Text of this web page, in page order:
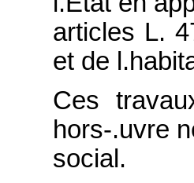
articles L.
et de
Ces
hors-.uvre
social.